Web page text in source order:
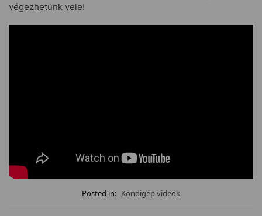
végezhetünk vele!
Posted in: Kondigép videók